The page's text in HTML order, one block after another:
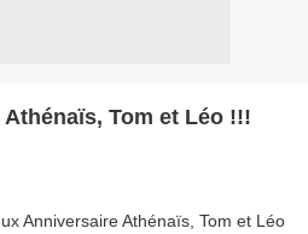
Tom et Léo !!!